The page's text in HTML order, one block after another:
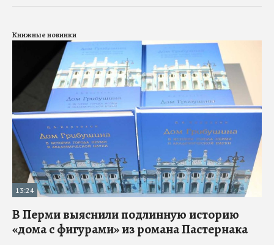
Книжные новинки
13:24
В Перми выяснили подлинную историю
«дома с фигурами» из романа Пастернака